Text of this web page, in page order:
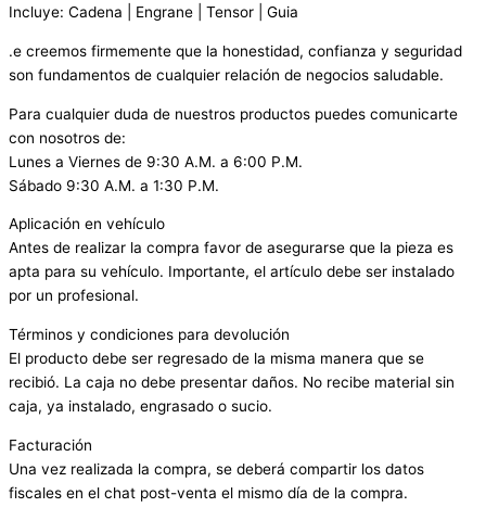
Incluye: Cadena | Engrane | Tensor | Guia
.e creemos firmemente que la honestidad, confianza y seguridad
son fundamentos de cualquier relación de negocios saludable.
Para cualquier duda de nuestros productos puedes comunicarte
con nosotros de:
Lunes a Viernes de 9:30 A.M. a 6:00 P.M.
Sábado 9:30 A.M. a 1:30 P.M.
Aplicación en vehículo
Antes de realizar la compra favor de asegurarse que la pieza es
apta para su vehículo. Importante, el artículo debe ser instalado
por un profesional.
Términos y condiciones para devolución
El producto debe ser regresado de la misma manera que se
recibió. La caja no debe presentar daños. No recibe material sin
caja, ya instalado, engrasado o sucio.
Facturación
Una vez realizada la compra, se deberá compartir los datos
fiscales en el chat post-venta el mismo día de la compra.